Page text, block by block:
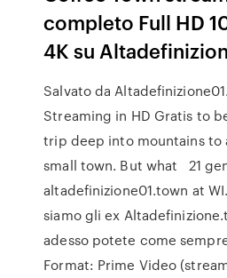
completo Full HD
4K su
Salvato da
Streaming in HD Gratis to
trip deep into mountains to
small town. But what 21
altadefinizione01.town at
siamo gli ex
adesso potete come
Format: Prime Video